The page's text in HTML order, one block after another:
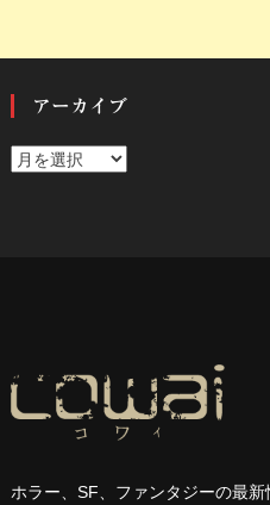
アーカイブ
ア
ホラー、SF、ファンタジーの最新